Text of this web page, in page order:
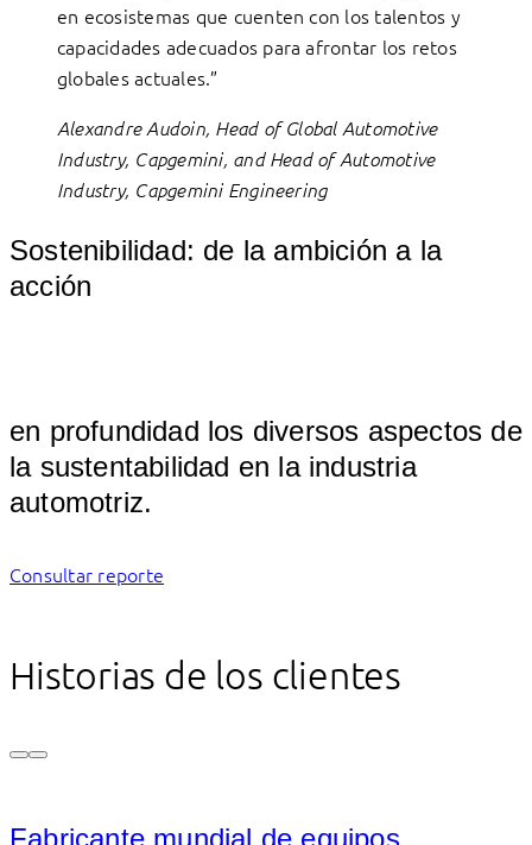
en ecosistemas que cuenten con los talentos y
capacidades adecuados para afrontar los retos
globales actuales.”
Alexandre Audoin, Head of Global Automotive
Industry, Capgemini, and Head of Automotive
Industry, Capgemini Engineering
Sostenibilidad: de la ambición a la
acción
en profundidad los diversos aspectos de
la sustentabilidad en la industria
Consultar reporte
Historias de los clientes
Fabricante mundial de equipos